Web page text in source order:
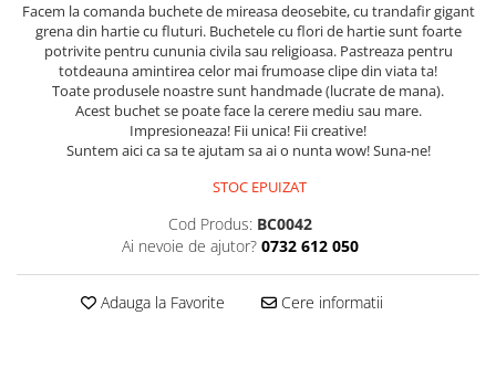
Facem la comanda buchete de mireasa deosebite, cu trandafir gigant
grena din hartie cu fluturi. Buchetele cu flori de hartie sunt foarte
potrivite pentru cununia civila sau religioasa. Pastreaza pentru
totdeauna amintirea celor mai frumoase clipe din viata ta!
Toate produsele noastre sunt handmade (lucrate de mana).
Acest buchet se poate face la cerere mediu sau mare.
Impresioneaza! Fii unica! Fii creative!
Suntem aici ca sa te ajutam sa ai o nunta wow! Suna-ne!
STOC EPUIZAT
Cod Produs: BC0042
Ai nevoie de ajutor? 0732 612 050
Adauga la Favorite Cere informatii